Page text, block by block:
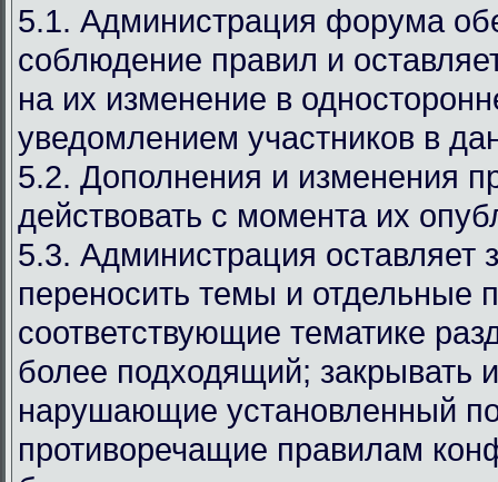
5.1. Администрация форума
соблюдение правил и
на их изменение в
уведомлением участников в
5.2. Дополнения и изменения
действовать с момента их
5.3. Администрация оставляет
переносить темы и отдельные
соответствующие тематике
более подходящий; закрывать
нарушающие установленный
противоречащие правилам